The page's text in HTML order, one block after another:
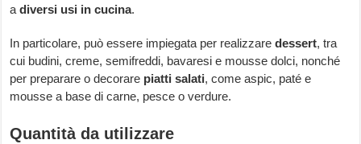
adiversi usi in cucina.
In particolare, può essere impiegata per realizzaredessert, tra
cui budini, creme, semifreddi, bavaresi e mousse dolci, nonché
per preparare o decorare piatti salati, come aspic, paté e
mousse a base di carne, pesce o verdure.
Quantità da utilizzare